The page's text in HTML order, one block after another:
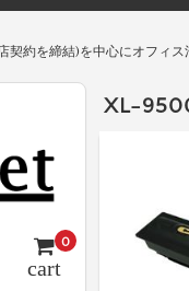
契約を締結)を中心にオフィ
cart
0
XL-